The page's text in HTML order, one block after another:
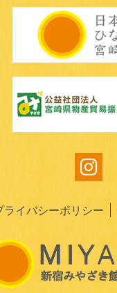
ライバシーポリシー